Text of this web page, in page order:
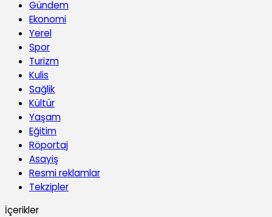
Gündem
Ekonomi
Yerel
Spor
Turizm
Kulis
Sağlik
Kültür
Yaşam
Eğitim
Röportaj
Asayiş
Resmi reklamlar
Tekzipler
İçerikler